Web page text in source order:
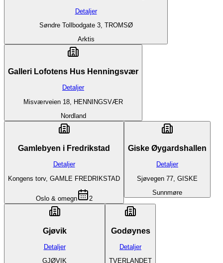
Detaljer
Søndre Tollbodgate 3, TROMSØ
Arktis
Galleri Lofotens Hus Henningsvær
Detaljer
Misværveien 18, HENNINGSVÆR
Nordland
Gamlebyen i Fredrikstad
Detaljer
Kongens torv, GAMLE FREDRIKSTAD
Oslo & omegn 2
Giske Øygardshallen
Detaljer
Sjøvegen 77, GISKE
Sunnmøre
Gjøvik
Detaljer
GJØVIK
Godøynes
Detaljer
TVERLANDET